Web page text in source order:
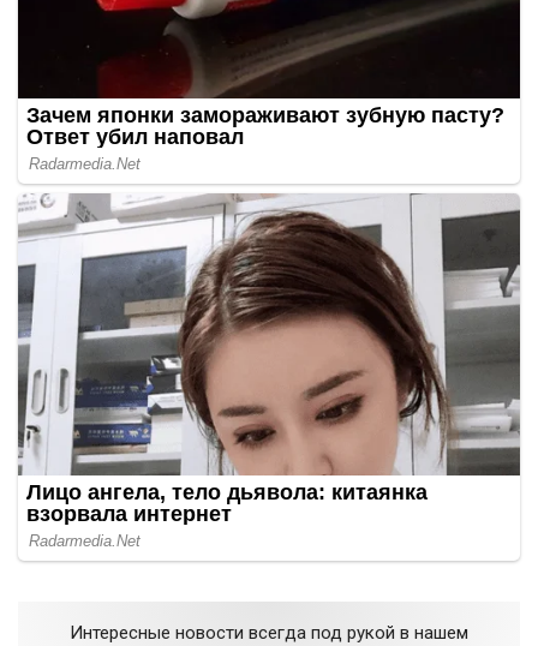
Интересные новости всегда под рукой в нашем